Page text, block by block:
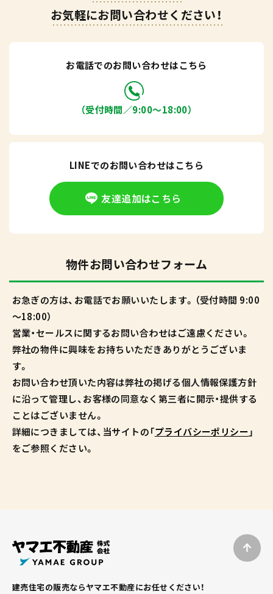
お気軽にお問い合わせください！
お電話でのお問い合わせはこちら
（受付時間／9:00〜18:00）
LINEでのお問い合わせはこちら
友達追加はこちら
物件お問い合わせフォーム
お急ぎの方は、お電話でお願いいたします。（受付時間 9:00
～18:00）
営業・セールスに関するお問い合わせはご遠慮ください。
弊社の物件に興味をお持ちいただきありがとうございま
す。
お問い合わせ頂いた内容は弊社の掲げる個人情報保護方針
に沿って管理し、お客様の同意なく第三者に開示・提供する
ことはございません。
詳細につきましては、当サイトの「プライバシーポリシー」
をご参照ください。
建売住宅の販売ならヤマエ不動産にお任せください！